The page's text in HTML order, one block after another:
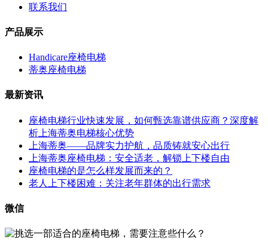
联系我们
产品展示
Handicare座椅电梯
蒂奥座椅电梯
最新资讯
座椅电梯行业快速发展，如何甄选靠谱供应商？深度解
析上海蒂奥电梯核心优势
上海蒂奥——品牌实力护航，品质铸就安心出行
上海蒂奥座椅电梯：安全适老，解锁上下楼自由
座椅电梯的是怎么样发展而来的？
老人上下楼困难：关注老年群体的出行需求
微信